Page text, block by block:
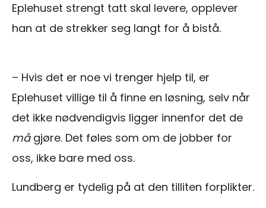
Eplehuset strengt tatt skal levere, opplever
han at de strekker seg langt for å bistå.
– Hvis det er noe vi trenger hjelp til, er
Eplehuset villige til å finne en løsning, selv når
det ikke nødvendigvis ligger innenfor det de
mågjøre. Det føles som om de jobber for
oss, ikke bare med oss.
Lundberg er tydelig på at den tilliten forplikter.